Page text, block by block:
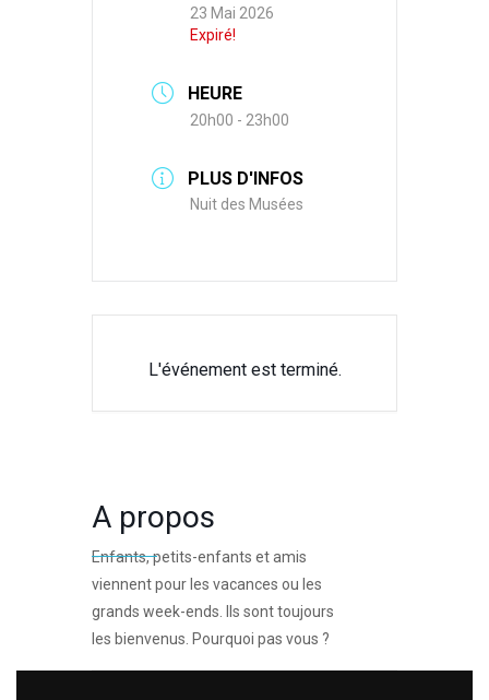
23 Mai 2026
Expiré!
HEURE
20h00 - 23h00
PLUS D'INFOS
Nuit des Musées
L'événement est terminé.
A propos
Enfants, petits-enfants et amis
viennent pour les vacances ou les
grands week-ends. Ils sont toujours
les bienvenus. Pourquoi pas vous ?